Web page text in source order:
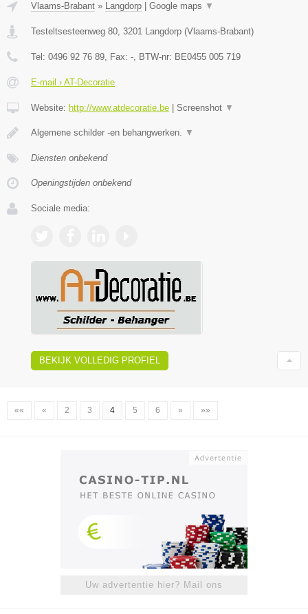
Vlaams-Brabant » Langdorp Google maps ▼
Testeltsesteenweg 80, 3201 Langdorp (Vlaams-Brabant)
Tel: 0496 92 76 89, Fax: -, BTW-nr: BE0455 005 719
E-mail › AT-Decoratie
Website: http://www.atdecoratie.be Screenshot ▼
Algemene schilder -en behangwerken. ▼
Diensten onbekend
Openingstijden onbekend
Sociale media:
BEKIJK VOLLEDIG PROFIEL
«« « 2 3 4 5 6 » »»
Uw advertentie hier? Mail ons